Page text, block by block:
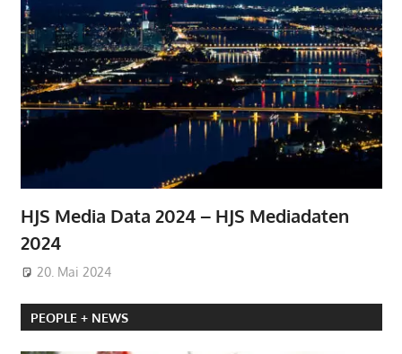
HJS Media Data 2024 – HJS Mediadaten
2024
20. Mai 2024
PEOPLE + NEWS